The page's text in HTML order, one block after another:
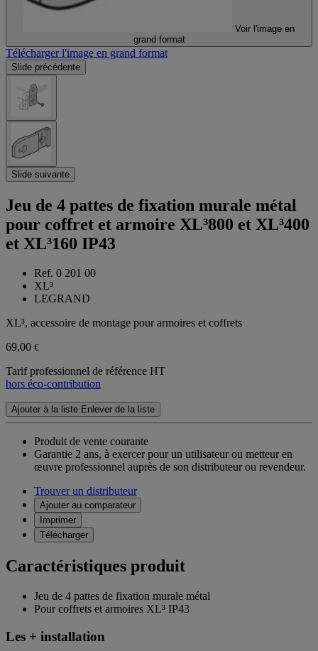
Voir l'image en
grand format
Télécharger l'image en grand format
Slide précédente
Slide suivante
Jeu de 4 pattes de fixation murale métal
pour coffret et armoire XL³800 et XL³400
et XL³160 IP43
Ref. 0 201 00
XL³
LEGRAND
XL³, accessoire de montage pour armoires et coffrets
69,00 €
Tarif professionnel de référence HT
hors éco-contribution
Ajouter à la liste Enlever de la liste
Produit de vente courante
Garantie 2 ans, à exercer pour un utilisateur ou metteur en
œuvre professionnel auprès de son distributeur ou revendeur.
Trouver un distributeur
Ajouter au comparateur
Imprimer
Télécharger
Caractéristiques produit
Jeu de 4 pattes de fixation murale métal
Pour coffrets et armoires XL³ IP43
Les + installation